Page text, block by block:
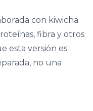
con kiwicha
fibra y otros
esta versión es
no una